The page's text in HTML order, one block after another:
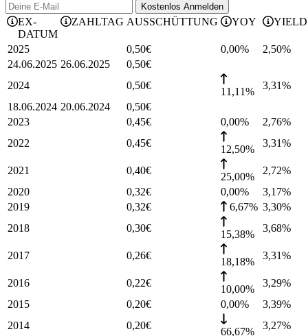
Kostenlos Anmelden
EX-
DATUM
ZAHLTAG AUSSCHÜTTUNG YOY YIELD
2025 0,50€ 0,00% 2,50%
24.06.2025 26.06.2025 0,50€
2024
0,50€
11,11%
3,31%
18.06.2024 20.06.2024 0,50€
2023
0,45€ 0,00% 2,76%
2022
0,45€
12,50%
3,31%
2021 0,40€
25,00%
2,72%
2020
0,32€ 0,00% 3,17%
2019
0,32€ 6,67% 3,30%
2018
0,30€
15,38%
3,68%
2017 0,26€
18,18%
3,31%
2016 0,22€
10,00%
3,29%
2015
0,20€ 0,00% 3,39%
2014
0,20€
66,67%
3,27%